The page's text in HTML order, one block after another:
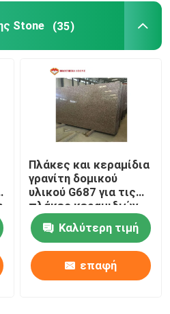
Stone (35)
Πλάκες και κεραμίδια
γρανίτη δομικού
υλικού G687 για τις
πλάκες κεραμιδιών
πατωμάτων τοίχων
Καλύτερη τιμή
επαφή